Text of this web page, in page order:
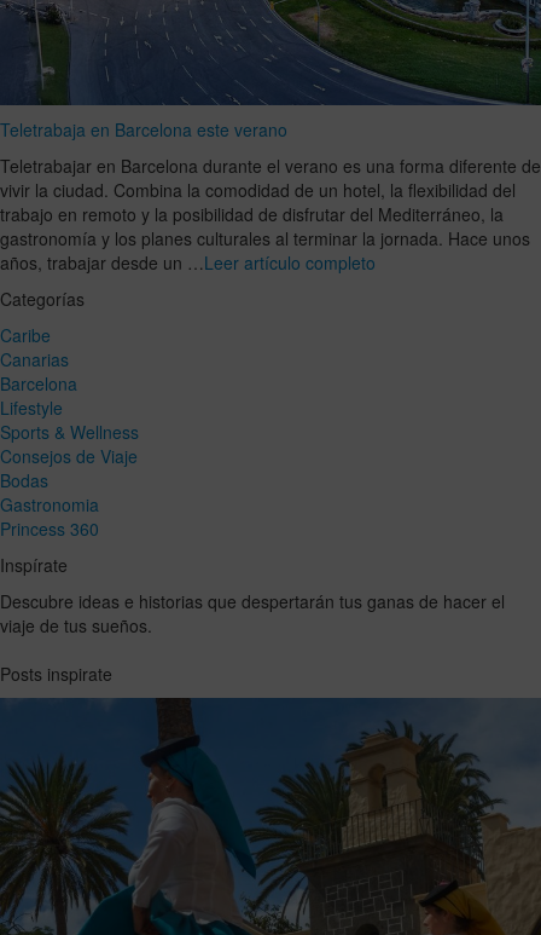
Teletrabaja en Barcelona este verano
Teletrabajar en Barcelona durante el verano es una forma diferente de
vivir la ciudad. Combina la comodidad de un hotel, la flexibilidad del
trabajo en remoto y la posibilidad de disfrutar del Mediterráneo, la
gastronomía y los planes culturales al terminar la jornada. Hace unos
años, trabajar desde un …Leer artículo completo
Categorías
Caribe
Canarias
Barcelona
Lifestyle
Sports & Wellness
Consejos de Viaje
Bodas
Gastronomia
Princess 360
Inspírate
Descubre ideas e historias que despertarán tus ganas de hacer el
viaje de tus sueños.
Posts inspirate